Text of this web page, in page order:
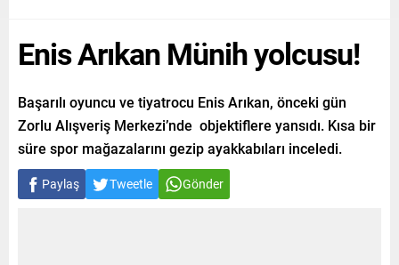
Enis Arıkan Münih yolcusu!
Başarılı oyuncu ve tiyatrocu Enis Arıkan, önceki gün
Zorlu Alışveriş Merkezi’nde objektiflere yansıdı. Kısa bir
süre spor mağazalarını gezip ayakkabıları inceledi.
Paylaş Tweetle Gönder